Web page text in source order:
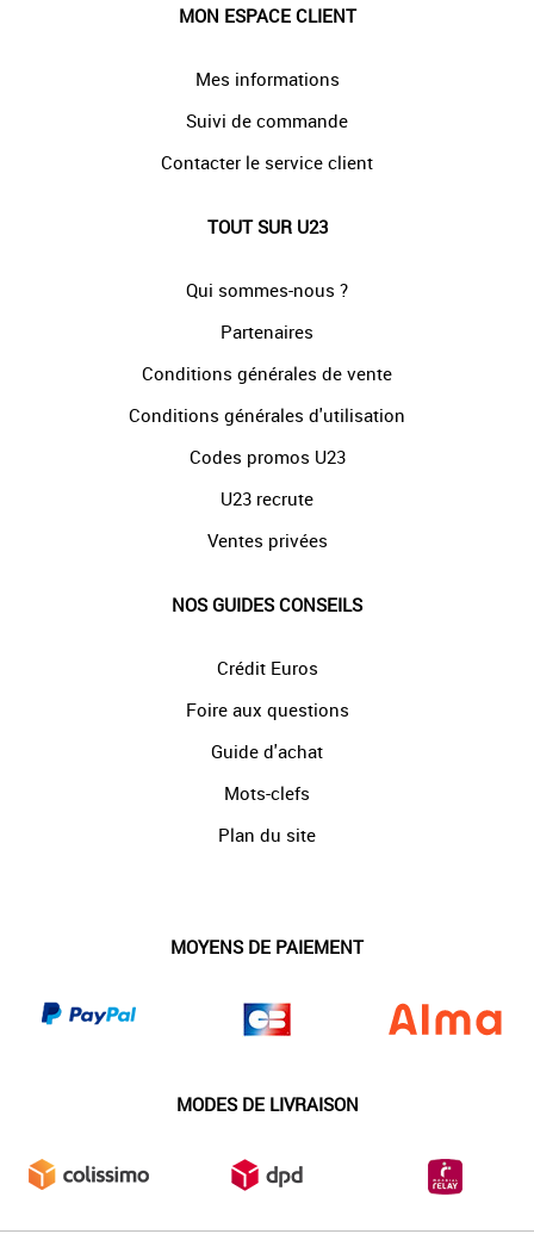
MON ESPACE CLIENT
Mes informations
Suivi de commande
Contacter le service client
TOUT SUR U23
Qui sommes-nous ?
Partenaires
Conditions générales de vente
Conditions générales d'utilisation
Codes promos U23
U23 recrute
Ventes privées
NOS GUIDES CONSEILS
Crédit Euros
Foire aux questions
Guide d'achat
Mots-clefs
Plan du site
MOYENS DE PAIEMENT
MODES DE LIVRAISON